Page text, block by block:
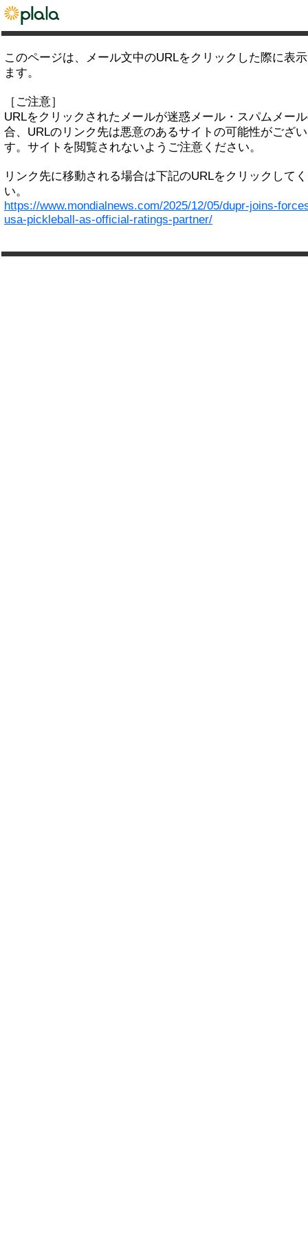
このページは、メール文中のURLをクリックした際に表
ます。
［ご注意］
URLをクリックされたメールが迷惑メール・スパムメー
合、URLのリンク先は悪意のあるサイトの可能性がござ
す。サイトを閲覧されないようご注意ください。
リンク先に移動される場合は下記のURLをクリックして
い。
https://www.mondialnews.com/2025/12/05/dupr-joins-
usa-pickleball-as-official-ratings-partner/